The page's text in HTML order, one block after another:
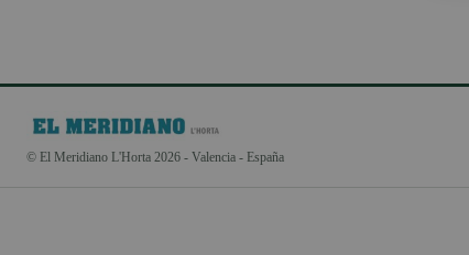
© El Meridiano L'Horta 2026 - Valencia - España